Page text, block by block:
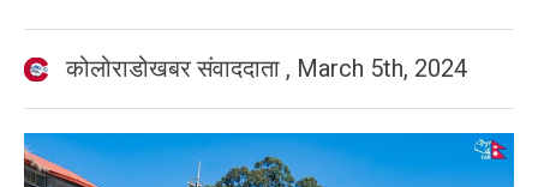
कोलोराडोखबर संवाददाता , March 5th, 2024